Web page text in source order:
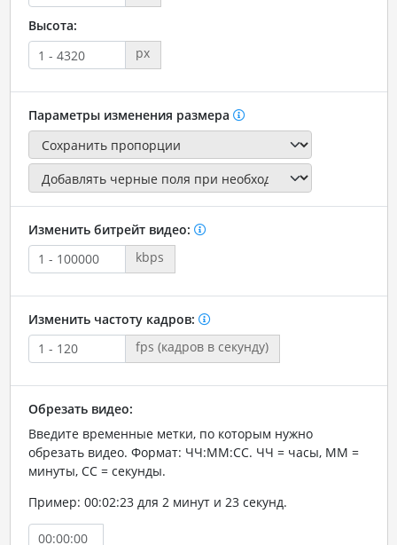
Высота:
px
Параметры изменения размера
Изменить битрейт видео:
kbps
Изменить частоту кадров:
fps (кадров в секунду)
Обрезать видео:
Введите временные метки, по которым нужно
обрезать видео. Формат: ЧЧ:ММ:СС. ЧЧ = часы, ММ =
минуты, СС = секунды.
Пример: 00:02:23 для 2 минут и 23 секунд.